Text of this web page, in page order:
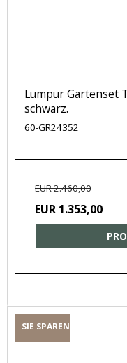
Lumpur Gartenset
schwarz.
60-GR24352
EUR 2.460,00
EUR 1.353,00
SIE SPAREN